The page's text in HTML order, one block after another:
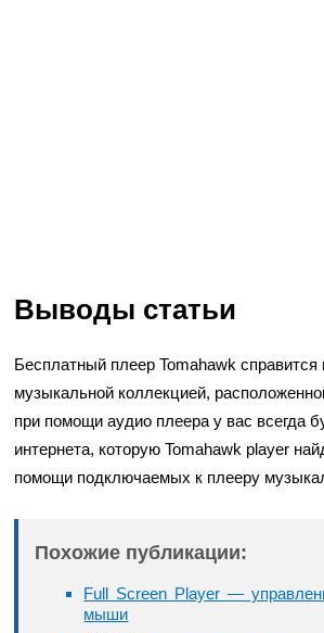
Выводы статьи
Бесплатный плеер Tomahawk справится
музыкальной коллекцией,
при помощи аудио плеера у вас всегда
интернета, которую Tomahawk player
помощи подключаемых к плееру
Похожие публикации:
Full Screen Player —
мыши